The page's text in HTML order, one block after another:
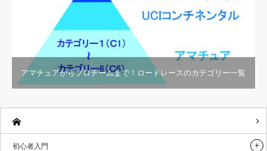
アマチュアからプロチームまで！ロードレースのカテゴリー一覧
初心者入門